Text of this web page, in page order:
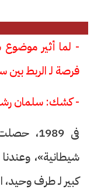
- لما أثير
فرصة لـ الربط
- كشك: سلمان
فى
شيطانية»،
كبير لـ طرف